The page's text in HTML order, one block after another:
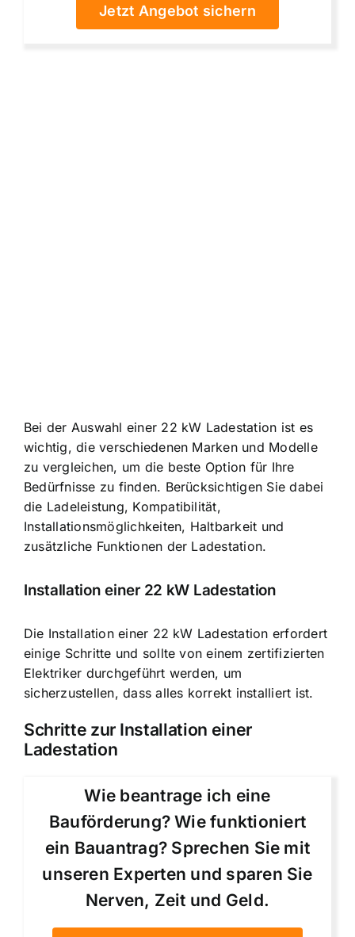
Jetzt Angebot sichern
Bei der Auswahl einer 22 kW Ladestation ist es
wichtig, die verschiedenen Marken und Modelle
zu vergleichen, um die beste Option für Ihre
Bedürfnisse zu finden. Berücksichtigen Sie dabei
die Ladeleistung, Kompatibilität,
Installationsmöglichkeiten, Haltbarkeit und
zusätzliche Funktionen der Ladestation.
Installation einer 22 kW Ladestation
Die Installation einer 22 kW Ladestation erfordert
einige Schritte und sollte von einem zertifizierten
Elektriker durchgeführt werden, um
sicherzustellen, dass alles korrekt installiert ist.
Schritte zur Installation einer
Ladestation
Wie beantrage ich eine
Bauförderung? Wie funktioniert
ein Bauantrag? Sprechen Sie mit
unseren Experten und sparen Sie
Nerven, Zeit und Geld.